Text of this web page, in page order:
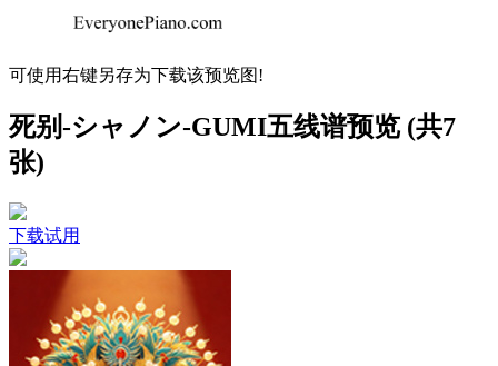
可使用右键另存为下载该预览图!
死别-シャノン-GUMI五线谱预览 (共7
张)
下载试用